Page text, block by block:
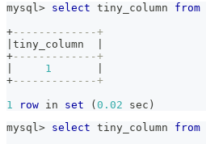
mysql > select tiny_column from
+-------------+
tiny_column
+-------------+
1
+-------------+
1
row in set (0.02 sec )
mysql > select tiny_column from